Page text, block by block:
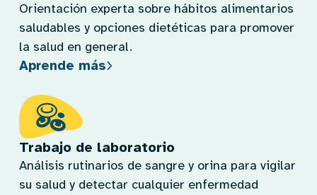
Orientación experta sobre hábitos alimentarios
saludables y opciones dietéticas para promover
la salud en general.
Aprende más
Trabajo de laboratorio
Análisis rutinarios de sangre y orina para vigilar
su salud y detectar cualquier enfermedad